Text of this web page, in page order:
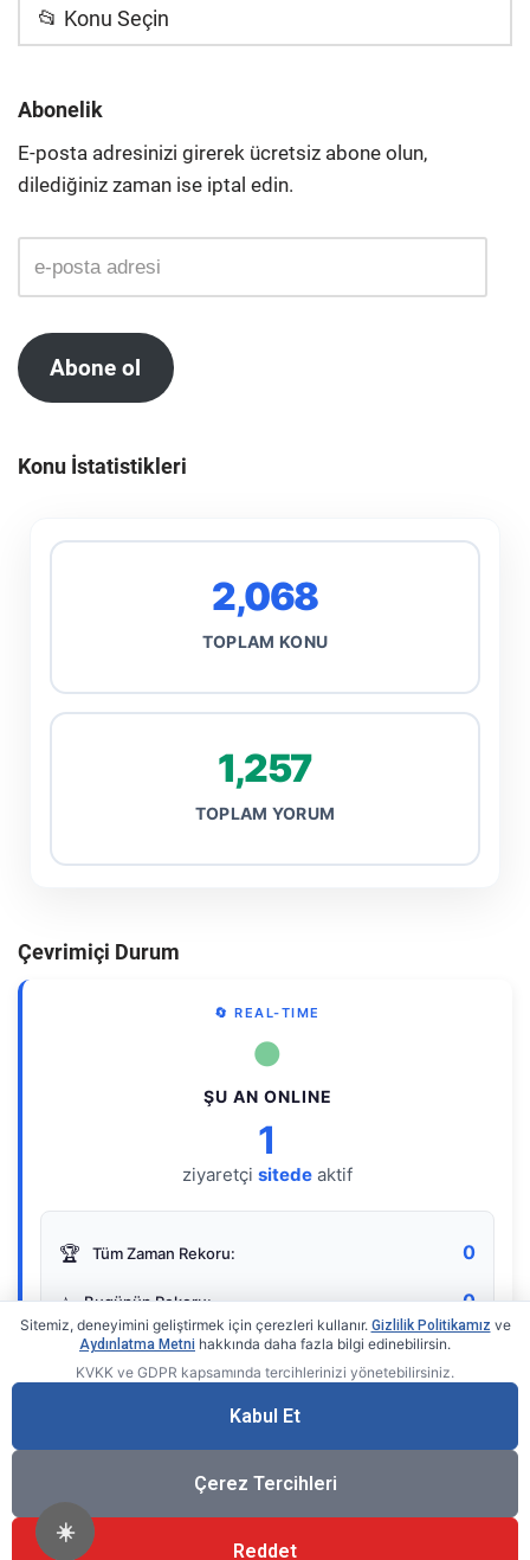
☀️
📂 Konu Seçin
Abonelik
E-posta adresinizi girerek ücretsiz abone olun,
dilediğiniz zaman ise iptal edin.
Abone ol
Konu İstatistikleri
2,068
TOPLAM KONU
1,257
TOPLAM YORUM
Çevrimiçi Durum
🔄 REAL-TIME
●
ŞU AN ONLINE
1
ziyaretçi sitede aktif
🏆 Tüm Zaman Rekoru: 0
⭐ Bugünün Rekoru: 0
Gerçek zamanlı sayaç
Sitemiz, deneyimini geliştirmek için çerezleri kullanır. Gizlilik Politikamız ve
Aydınlatma Metni hakkında daha fazla bilgi edinebilirsin.
KVKK ve GDPR kapsamında tercihlerinizi yönetebilirsiniz.
Kabul Et
Çerez Tercihleri
Reddet